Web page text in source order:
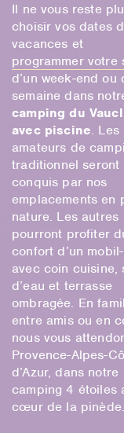
Il ne vous reste
choisir vos dates
vacances et
programmer votre
d’un week-end ou
semaine dans
camping du
avec piscine. Les
amateurs de
traditionnel seront
conquis par nos
emplacements en
nature. Les autres
pourront profiter
confort d’un
avec coin cuisine,
d’eau et terrasse
ombragée. En
entre amis ou en
nous vous
Provence-Alpes-
d’Azur, dans notre
camping 4 étoiles
cœur de la pinède.